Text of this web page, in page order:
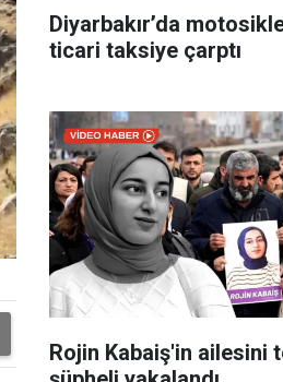
Diyarbakır’da
ticari taksiye çarptı
Rojin Kabaiş'in ailesini